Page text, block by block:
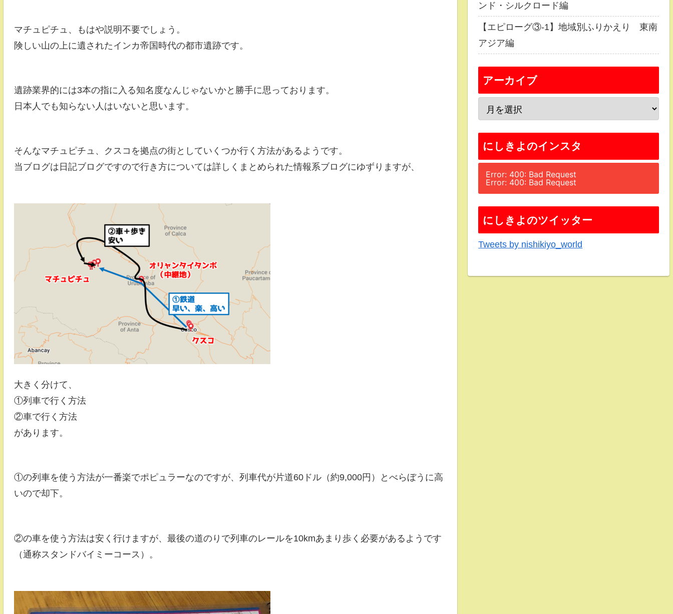
マチュピチュ、もはや説明不要でしょう。
険しい山の上に遺されたインカ帝国時代の都市遺跡です。
遺跡業界的には3本の指に入る知名度なんじゃないかと勝手に思っております。
日本人でも知らない人はいないと思います。
そんなマチュピチュ、クスコを拠点の街としていくつか行く方法があるようです。
当ブログは日記ブログですので行き方については詳しくまとめられた情報系ブログにゆずりますが、
大きく分けて、
①列車で行く方法
②車で行く方法
があります。
①の列車を使う方法が一番楽でポピュラーなのですが、列車代が片道60ドル（約9,000円）とべらぼうに高
いので却下。
②の車を使う方法は安く行けますが、最後の道のりで列車のレールを10kmあまり歩く必要があるようです
（通称スタンドバイミーコース）。
ンド・シルクロード編
【エピローグ③-1】地域別ふりかえり 東南
アジア編
アーカイブ
にしきよのインスタ
Error: 400: Bad Request
Error: 400: Bad Request
にしきよのツイッター
Tweets by nishikiyo_world